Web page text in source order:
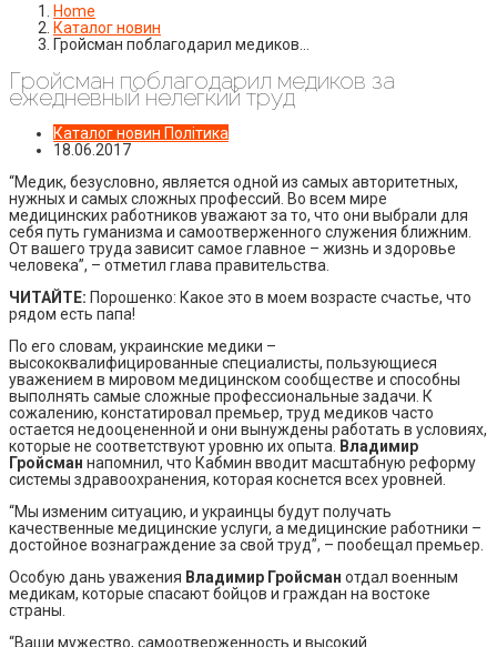
Home
Каталог новин
Гройсман поблагодарил медиков…
Гройсман поблагодарил медиков за
ежедневный нелегкий труд
Каталог новин Політика
18.06.2017
“Медик, безусловно, является одной из самых авторитетных,
нужных и самых сложных профессий. Во всем мире
медицинских работников уважают за то, что они выбрали для
себя путь гуманизма и самоотверженного служения ближним.
От вашего труда зависит самое главное – жизнь и здоровье
человека”, – отметил глава правительства.
ЧИТАЙТЕ: Порошенко: Какое это в моем возрасте счастье, что
рядом есть папа!
По его словам, украинские медики –
высококвалифицированные специалисты, пользующиеся
уважением в мировом медицинском сообществе и способны
выполнять самые сложные профессиональные задачи. К
сожалению, констатировал премьер, труд медиков часто
остается недооцененной и они вынуждены работать в условиях,
которые не соответствуют уровню их опыта. Владимир
Гройсман напомнил, что Кабмин вводит масштабную реформу
системы здравоохранения, которая коснется всех уровней.
“Мы изменим ситуацию, и украинцы будут получать
качественные медицинские услуги, а медицинские работники –
достойное вознаграждение за свой труд”, – пообещал премьер.
Особую дань уважения Владимир Гройсман отдал военным
медикам, которые спасают бойцов и граждан на востоке
страны.
“Ваши мужество, самоотверженность и высокий